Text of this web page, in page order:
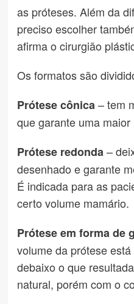
as próteses. Além da
preciso escolher
afirma o cirurgião
Os formatos são
Prótese cônica – tem
que garante uma
Prótese redonda –
desenhado e garante
É indicada para as
certo volume mamário.
Prótese em forma de
volume da prótese
debaixo o que
natural, porém com o